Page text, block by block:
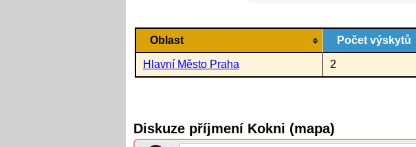
Oblast Počet výskytů
Hlavní Město Praha 2
Diskuze příjmení Kokni (mapa)